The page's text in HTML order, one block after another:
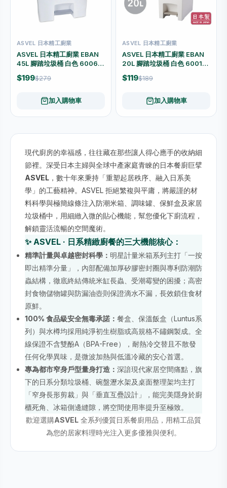
ASVEL 日本精工廚業
ASVEL 日本精工廚業 EBAN
45L 腳踏垃圾桶 白色 6006-
W
$199$279
加入購物車
ASVEL 日本精工廚業
ASVEL 日本精工廚業 EBAN
20L 腳踏垃圾桶 白色 6001-
W
$119$189
加入購物車
現代廚房的幸福感，往往藏在那些讓人得心應手的收納細
節裡。深受日本主婦與全球中產家庭青睞的日本餐廚巨擘
ASVEL ，數十年來秉持「重塑起居秩序、融入日系美
學」的工藝精神。ASVEL 拒絕繁複與平庸，將嚴謹的材
料科學與極簡線條注入防潮米箱、調味罐、保鮮盒及家居
垃圾桶中，用細緻入微的貼心機能，幫您優化下廚流程，
解鎖靈活流暢的空間魔術。
✨ ASVEL · 日系精緻廚餐的三大機能核心：
精準計量與卓越密封科學： 明星計量米箱系列主打「一按
即出精準分量」，內部配備加厚矽膠密封圈與專利防潮防
蟲結構，徹底終結傳統米缸長蟲、受潮霉變的困擾；高密
封食物儲物罐與防漏油壺則保證滴水不漏，長效鎖住食材
原鮮。
100% 食品級安全無毒承諾： 餐盒、保溫飯盒（Luntus系
列）與水樽均採用純淨初生樹脂或高規格不鏽鋼製成。全
線保證不含雙酚A（BPA-Free），耐熱冷交替且不散發
任何化學異味，是微波加熱與低溫冷藏的安心首選。
專為都市窄身戶型量身打造： 深諳現代家居空間痛點，旗
下的日系分類垃圾桶、碗盤瀝水架及桌面整理架均主打
「窄身長形剪裁」與「垂直互疊設計」，能完美隱身於廚
櫃死角、冰箱側邊縫隙，將空間使用率提升至極致。
歡迎選購ASVEL 全系列優質日系餐廚用品，用精工品質
為您的居家料理時光注入更多優雅與便利。